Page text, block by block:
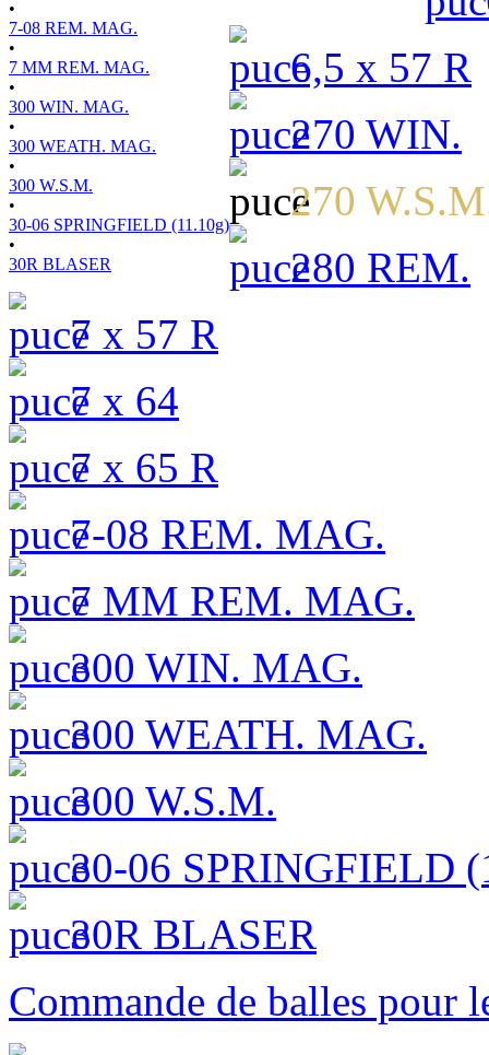
•
7-08 REM. MAG.
•
7 MM REM. MAG.
•
300 WIN. MAG.
•
300 WEATH. MAG.
•
300 W.S.M.
•
30-06 SPRINGFIELD (11.10g)
•
30R BLASER
6,5 x 57 R
270 WIN.
270
280 REM.
7 x 57 R
7 x 64
7 x 65 R
7-08 REM. MAG.
7 MM REM. MAG.
300 WIN. MAG.
300 WEATH. MAG.
300 W.S.M.
30-06 SPRINGFIELD
30R BLASER
Commande de balles pour